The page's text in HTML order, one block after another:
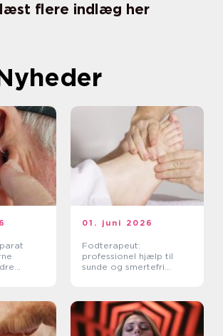
læst flere indlæg her
01. juni 2026
Fodterapeut:
professionel hjælp til
sunde og smertefri